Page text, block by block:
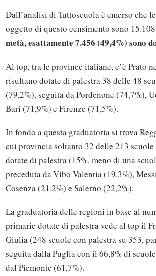
Dall’analisi di Tuttoscuola è emerso che
oggetto di questo censimento sono
metà, esattamente 7.456 (49,4%) sono
Al top, tra le province italiane, c’è Prato
risultano dotate di palestra 38 delle 48
(79,2%), seguita da Pordenone (74,7%),
Bari (71,9%) e Firenze (71,5%).
In fondo a questa graduatoria si trova
cui provincia soltanto 32 delle 213 scuole
dotate di palestra (15%, meno di una
preceduta da Vibo Valentia (19,3%),
Cosenza (21,2%) e Salerno (22,2%).
La graduatoria delle regioni in base al
primarie dotate di palestra vede al top il
Giulia (248 scuole con palestra su 353,
seguita dalla Puglia con il 66,8% di
dal Piemonte (61,7%).